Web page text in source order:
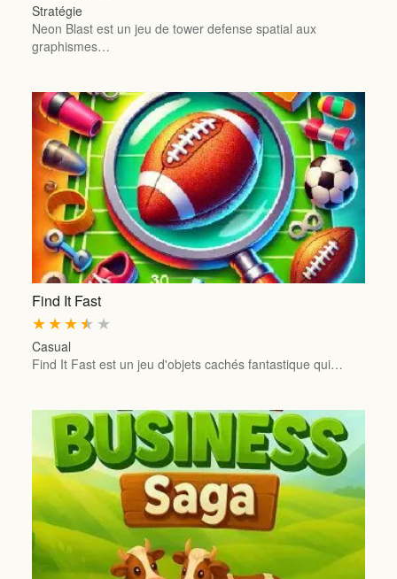
Stratégie
Neon Blast est un jeu de tower defense spatial aux
graphismes…
Find It Fast
★
★
★
★
★
Casual
Find It Fast est un jeu d'objets cachés fantastique qui…